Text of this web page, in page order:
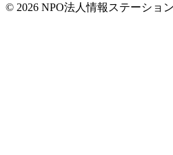
© 2026 NPO法人情報ステーショ